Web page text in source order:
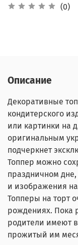
(0)
Описание
Декоративные
кондитерского
или картинки на
оригинальным
подчеркнет
Топпер можно
праздничном
и изображения на
Топперы на торт
рождениях. Пока
родители имеют
прожитый им